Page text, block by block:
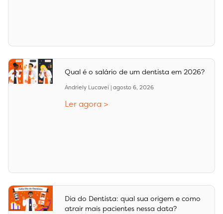
Qual é o salário de um dentista em 2026?
Andriely Lucavei agosto 6, 2026
Ler agora >
Dia do Dentista: qual sua origem e como
atrair mais pacientes nessa data?